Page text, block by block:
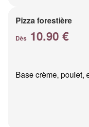
Pizza forestière
Dès 10.90 €
Base crème, poulet,